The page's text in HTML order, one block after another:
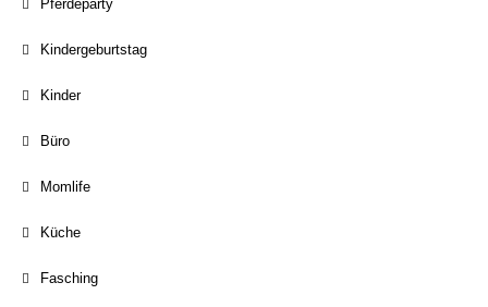
Pferdeparty
Kindergeburtstag
Kinder
Büro
Momlife
Küche
Fasching